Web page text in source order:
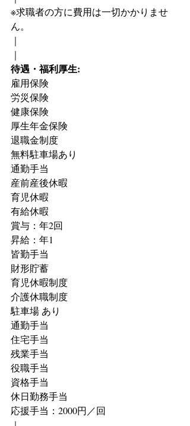
※求職者の方に費用は一切かかりませ
ん。
｜
｜
待遇・福利厚生:
雇用保険
労災保険
健康保険
厚生年金保険
退職金制度
無料駐車場あり
通勤手当
産前産後休暇
育児休暇
有給休暇
賞与：年2回
昇給：年1
皆勤手当
財形貯蓄
育児休暇制度
介護休職制度
駐車場 あり
通勤手当
住宅手当
残業手当
役職手当
資格手当
休日勤務手当
応援手当：2000円／回